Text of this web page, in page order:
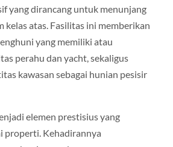
yang dirancang untuk menunjang
kelas atas. Fasilitas ini memberikan
yang memiliki atau
perahu dan yacht, sekaligus
kawasan sebagai hunian pesisir
elemen prestisius yang
properti. Kehadirannya